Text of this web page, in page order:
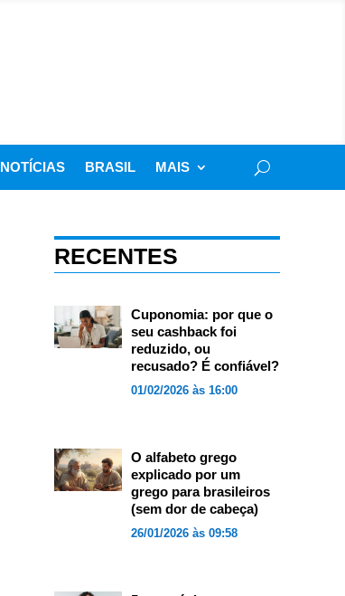
NOTÍCIAS BRASIL MAIS
RECENTES
Cuponomia: por que o
seu cashback foi
reduzido, ou
recusado? É confiável?
01/02/2026 às 16:00
O alfabeto grego
explicado por um
grego para brasileiros
(sem dor de cabeça)
26/01/2026 às 09:58